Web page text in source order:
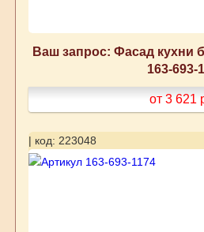
Ваш запрос: Фасад кухни
163-693-
от 3 621
| код: 223048